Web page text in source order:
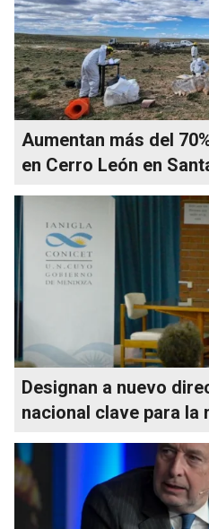
Aumentan más del
en Cerro León en
Designan a nuevo
nacional clave para la